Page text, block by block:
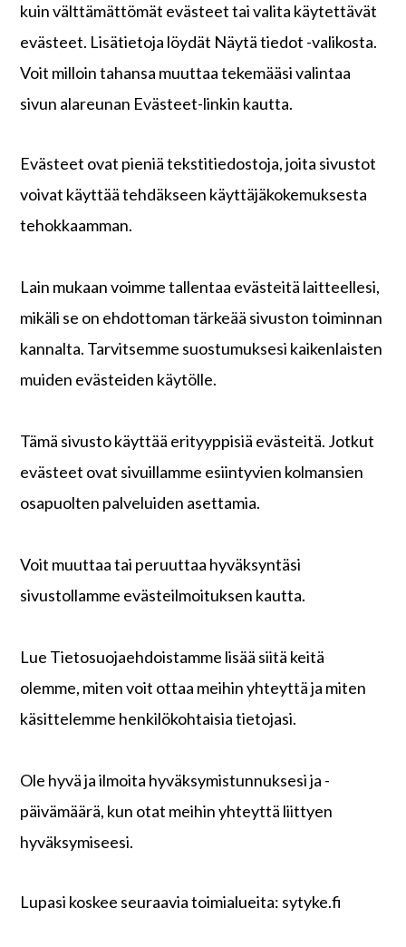
kuin välttämättömät evästeet tai valita käytettävät
evästeet. Lisätietoja löydät Näytä tiedot -valikosta.
Voit milloin tahansa muuttaa tekemääsi valintaa
sivun alareunan Evästeet-linkin kautta.
Evästeet ovat pieniä tekstitiedostoja, joita sivustot
voivat käyttää tehdäkseen käyttäjäkokemuksesta
tehokkaamman.
Lain mukaan voimme tallentaa evästeitä laitteellesi,
mikäli se on ehdottoman tärkeää sivuston toiminnan
kannalta. Tarvitsemme suostumuksesi kaikenlaisten
muiden evästeiden käytölle.
Tämä sivusto käyttää erityyppisiä evästeitä. Jotkut
evästeet ovat sivuillamme esiintyvien kolmansien
osapuolten palveluiden asettamia.
Voit muuttaa tai peruuttaa hyväksyntäsi
sivustollamme evästeilmoituksen kautta.
Lue Tietosuojaehdoistamme lisää siitä keitä
olemme, miten voit ottaa meihin yhteyttä ja miten
käsittelemme henkilökohtaisia tietojasi.
Ole hyvä ja ilmoita hyväksymistunnuksesi ja -
päivämäärä, kun otat meihin yhteyttä liittyen
hyväksymiseesi.
Lupasi koskee seuraavia toimialueita: sytyke.fi